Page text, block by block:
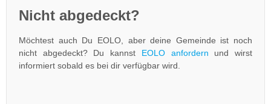
Nicht abgedeckt?
Möchtest auch Du EOLO, aber deine Gemeinde ist noch
nicht abgedeckt? Du kannst EOLO anfordern und wirst
informiert sobald es bei dir verfügbar wird.